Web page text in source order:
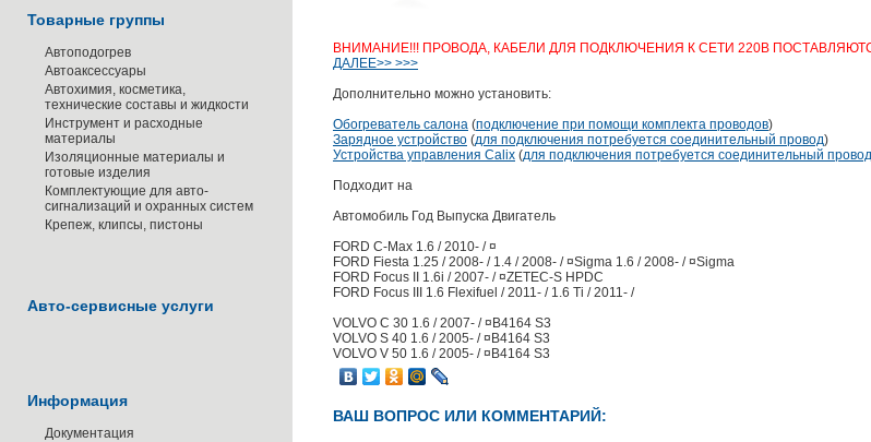
Товарные группы
Автоподогрев
Автоаксессуары
Автохимия, косметика,
технические составы и жидкости
Инструмент и расходные
материалы
Изоляционные материалы и
готовые изделия
Комплектующие для авто-
сигнализаций и охранных систем
Крепеж, клипсы, пистоны
Авто-сервисные услуги
Информация
Документация
ВНИМАНИЕ!!! ПРОВОДА, КАБЕЛИ ДЛЯ ПОДКЛЮЧЕНИЯ К СЕТИ 220В
ДАЛЕЕ>> >>>
Дополнительно можно установить:
Обогреватель салона (подключение при помощи комплекта проводов)
Зарядное устройство (для подключения потребуется соединительный провод)
Устройства управления Calix (для подключения потребуется соединительный провод
Подходит на
Автомобиль Год Выпуска Двигатель
FORD C-Max 1.6 / 2010- / ¤
FORD Fiesta 1.25 / 2008- / 1.4 / 2008- / ¤Sigma 1.6 / 2008- / ¤Sigma
FORD Focus II 1.6i / 2007- / ¤ZETEC-S HPDC
FORD Focus III 1.6 Flexifuel / 2011- / 1.6 Ti / 2011- /
VOLVO C 30 1.6 / 2007- / ¤B4164 S3
VOLVO S 40 1.6 / 2005- / ¤B4164 S3
VOLVO V 50 1.6 / 2005- / ¤B4164 S3
ВАШ ВОПРОС ИЛИ КОММЕНТАРИЙ: